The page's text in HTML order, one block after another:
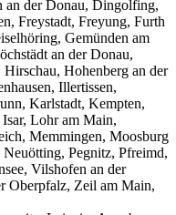
an der Donau, Dingolfing,
Freystadt, Freyung, Furth
Gemünden am
an der Donau,
Hohenberg an der
Illertissen,
Karlstadt, Kempten,
Lohr am Main,
Memmingen, Moosburg
Pegnitz, Pfreimd,
Vilshofen an der
Oberpfalz, Zeil am Main,